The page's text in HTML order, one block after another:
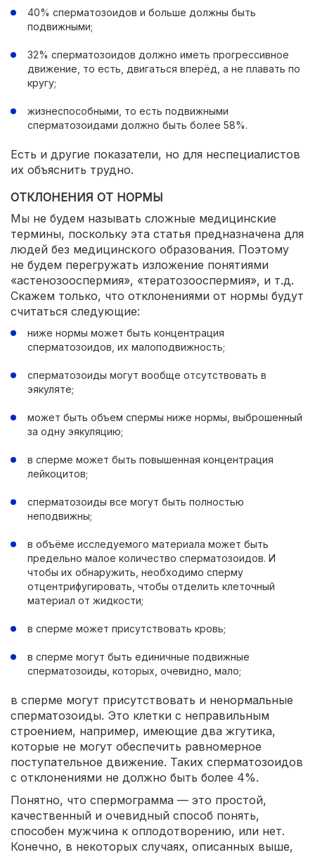
40% сперматозоидов и больше должны быть
подвижными;
32% сперматозоидов должно иметь прогрессивное
движение, то есть, двигаться вперёд, а не плавать по
кругу;
жизнеспособными, то есть подвижными
сперматозоидами должно быть более 58%.
Есть и другие показатели, но для неспециалистов
их объяснить трудно.
ОТКЛОНЕНИЯ ОТ НОРМЫ
Мы не будем называть сложные медицинские
термины, поскольку эта статья предназначена для
людей без медицинского образования. Поэтому
не будем перегружать изложение понятиями
«астенозооспермия», «тератозооспермия», и т.д.
Скажем только, что отклонениями от нормы будут
считаться следующие:
ниже нормы может быть концентрация
сперматозоидов, их малоподвижность;
сперматозоиды могут вообще отсутствовать в
эякуляте;
может быть объем спермы ниже нормы, выброшенный
за одну эякуляцию;
в сперме может быть повышенная концентрация
лейкоцитов;
сперматозоиды все могут быть полностью
неподвижны;
в объёме исследуемого материала может быть
предельно малое количество сперматозоидов. И
чтобы их обнаружить, необходимо сперму
отцентрифугировать, чтобы отделить клеточный
материал от жидкости;
в сперме может присутствовать кровь;
в сперме могут быть единичные подвижные
сперматозоиды, которых, очевидно, мало;
в сперме могут присутствовать и ненормальные
сперматозоиды. Это клетки с неправильным
строением, например, имеющие два жгутика,
которые не могут обеспечить равномерное
поступательное движение. Таких сперматозоидов
с отклонениями не должно быть более 4%.
Понятно, что спермограмма — это простой,
качественный и очевидный способ понять,
способен мужчина к оплодотворению, или нет.
Конечно, в некоторых случаях, описанных выше,